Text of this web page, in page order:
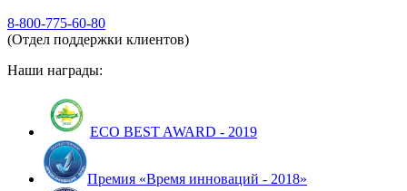
8-800-775-60-80
(Отдел поддержки клиентов)
Наши награды:
ECO BEST AWARD - 2019
Премия «Время инноваций - 2018»